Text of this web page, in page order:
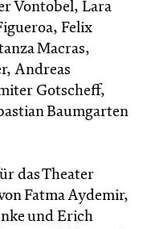
Vontobel, Lara
Felix
Macras,
Andreas
Gotscheff,
Baumgarten
das Theater
Fatma Aydemir,
und Erich